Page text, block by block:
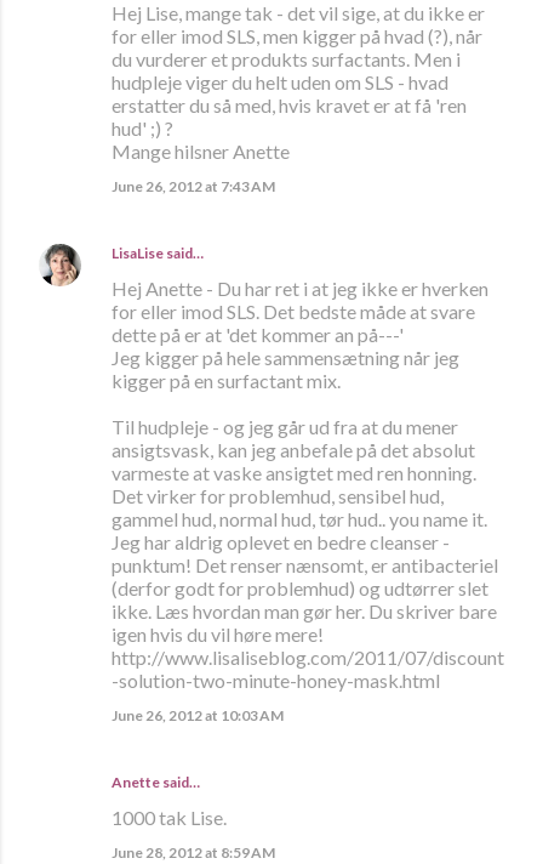
Hej Lise, mange tak - det vil sige, at du ikke er
for eller imod SLS, men kigger på hvad (?), når
du vurderer et produkts surfactants. Men i
hudpleje viger du helt uden om SLS - hvad
erstatter du så med, hvis kravet er at få 'ren
hud' ;) ?
Mange hilsner Anette
June 26, 2012 at 7:43 AM
LisaLise said…
Hej Anette - Du har ret i at jeg ikke er hverken
for eller imod SLS. Det bedste måde at svare
dette på er at 'det kommer an på---'
Jeg kigger på hele sammensætning når jeg
kigger på en surfactant mix.
Til hudpleje - og jeg går ud fra at du mener
ansigtsvask, kan jeg anbefale på det absolut
varmeste at vaske ansigtet med ren honning.
Det virker for problemhud, sensibel hud,
gammel hud, normal hud, tør hud.. you name it.
Jeg har aldrig oplevet en bedre cleanser -
punktum! Det renser nænsomt, er antibacteriel
(derfor godt for problemhud) og udtørrer slet
ikke. Læs hvordan man gør her. Du skriver bare
igen hvis du vil høre mere!
http://www.lisaliseblog.com/2011/07/discount
-solution-two-minute-honey-mask.html
June 26, 2012 at 10:03 AM
Anette said…
1000 tak Lise.
June 28, 2012 at 8:59 AM